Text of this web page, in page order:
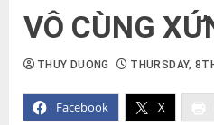
VÔ CÙNG
Facebook X
THUY DUONG THURSDAY,